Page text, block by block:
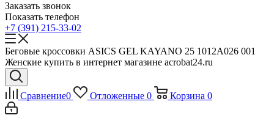
Заказать звонок
Показать телефон
+7 (391) 215-33-02
Беговые кроссовки ASICS GEL KAYANO 25 1012A026 001
Женские купить в интернет магазине acrobat24.ru
Сравнение0 Отложенные 0 Корзина 0